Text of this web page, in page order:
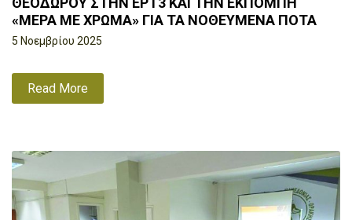
«ΜΕΡΑ ΜΕ ΧΡΩΜΑ» ΓΙΑ ΤΑ ΝΟΘΕΥΜΕΝΑ ΠΟΤΑ
5 Νοεμβρίου 2025
Read More